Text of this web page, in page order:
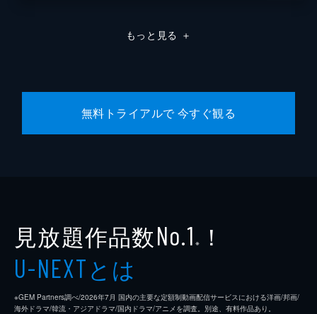
もっと見る ＋
無料トライアルで 今すぐ観る
見放題作品数No.1 ※ ！
U-NEXTとは
※GEM Partners調べ/2026年7⽉ 国内の主要な定額制動画配信サービスにおける洋画/邦画/
海外ドラマ/韓流・アジアドラマ/国内ドラマ/アニメを調査。別途、有料作品あり。